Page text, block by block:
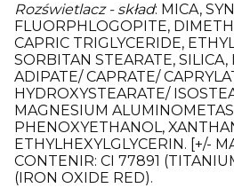
Rozświetlacz - skład: MICA,
FLUORPHLOGOPITE,
CAPRIC TRIGLYCERIDE,
SORBITAN STEARATE, SILICA,
ADIPATE/ CAPRATE/
HYDROXYSTEARATE/
MAGNESIUM
PHENOXYETHANOL,
ETHYLHEXYLGLYCERIN. [+/-
CONTENIR: CI 77891
(IRON OXIDE RED).